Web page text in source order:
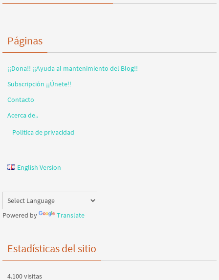
Páginas
¡¡Dona!! ¡¡Ayuda al mantenimiento del Blog!!
Subscripción ¡¡Únete!!
Contacto
Acerca de..
Política de privacidad
English Version
Powered by Translate
Estadísticas del sitio
4.100 visitas